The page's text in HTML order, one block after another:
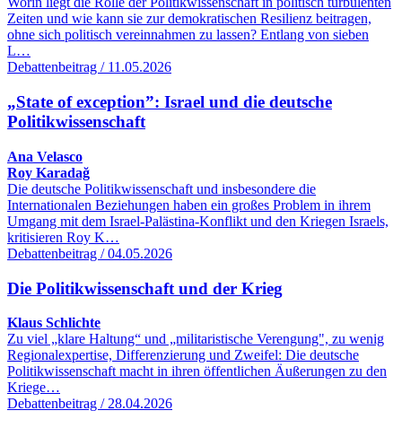
Zeiten und wie kann sie zur demokratischen Resilienz beitragen,
ohne sich politisch vereinnahmen zu lassen? Entlang von sieben
L…
Debattenbeitrag / 11.05.2026
„State of exception”: Israel und die deutsche
Politikwissenschaft
Ana Velasco
Roy Karadağ
Die deutsche Politikwissenschaft und insbesondere die
Internationalen Beziehungen haben ein großes Problem in ihrem
Umgang mit dem Israel-Palästina-Konflikt und den Kriegen Israels,
kritisieren Roy K…
Debattenbeitrag / 04.05.2026
Die Politikwissenschaft und der Krieg
Klaus Schlichte
Zu viel „klare Haltung“ und „militaristische Verengung", zu wenig
Regionalexpertise, Differenzierung und Zweifel: Die deutsche
Politikwissenschaft macht in ihren öffentlichen Äußerungen zu den
Kriege…
Debattenbeitrag / 28.04.2026